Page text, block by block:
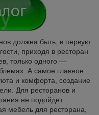
должна быть, в первую
приходя в ресторан
только одного —
А самое главное
и комфорта, создание
Для ресторанов и
не подойдет
мебель для ресторана,